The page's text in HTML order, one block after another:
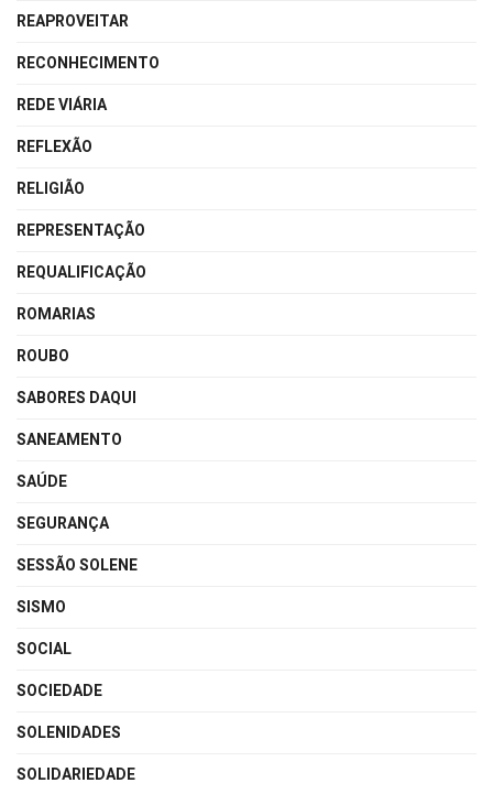
REAPROVEITAR
RECONHECIMENTO
REDE VIÁRIA
REFLEXÃO
RELIGIÃO
REPRESENTAÇÃO
REQUALIFICAÇÃO
ROMARIAS
ROUBO
SABORES DAQUI
SANEAMENTO
SAÚDE
SEGURANÇA
SESSÃO SOLENE
SISMO
SOCIAL
SOCIEDADE
SOLENIDADES
SOLIDARIEDADE